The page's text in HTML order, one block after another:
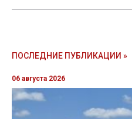
ПОСЛЕДНИЕ ПУБЛИКАЦИИ »
06 августа 2026